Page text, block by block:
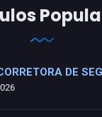
DE